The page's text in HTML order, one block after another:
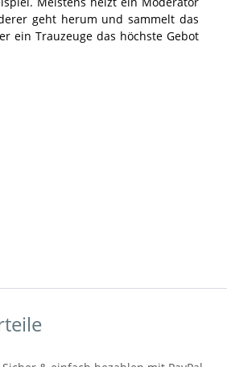
geht herum und sammelt das
ein Trauzeuge das höchste Gebot